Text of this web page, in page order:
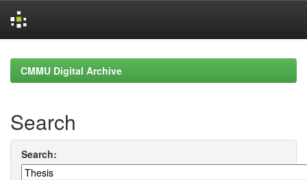
navigationCMMU Digital Archive
Search
Search: